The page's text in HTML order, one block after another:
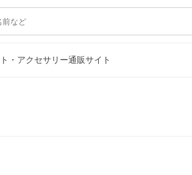
・アクセサリー通販サイト